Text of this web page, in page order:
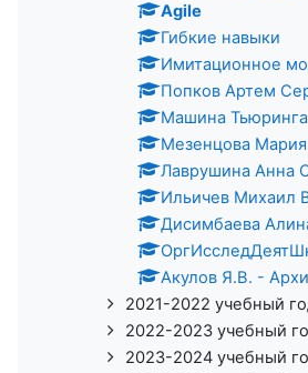
Agile
Гибкие навыки
Имитационное
Попков Артем
Машина Тьюринга
Мезенцова
Лаврушина Анна
Ильичев Михаил
Дисимбаева
Акулов Я.В. -
2021-2022 учебный
2022-2023 учебный
2023-2024 учебный